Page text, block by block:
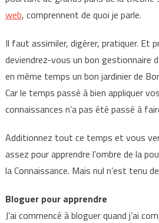
web, comprennent de quoi je parle.
Il faut assimiler, digérer, pratiquer. Et
deviendrez-vous un bon gestionnaire
en même temps un bon jardinier de
Car le temps passé à bien appliquer
connaissances n’a pas été passé à
Additionnez tout ce temps et vous
assez pour apprendre l’ombre de la
la Connaissance. Mais nul n’est tenu
Bloguer pour apprendre
J’ai commencé à bloguer quand j’ai